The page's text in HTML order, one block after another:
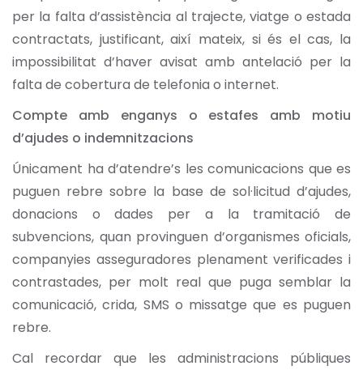
per la falta d’assistència al trajecte, viatge o estada
contractats, justificant, així mateix, si és el cas, la
impossibilitat d’haver avisat amb antelació per la
falta de cobertura de telefonia o internet.
Compte amb enganys o estafes amb motiu
d’ajudes o indemnitzacions
Únicament ha d’atendre’s les comunicacions que es
puguen rebre sobre la base de sol·licitud d’ajudes,
donacions o dades per a la tramitació de
subvencions, quan provinguen d’organismes oficials,
companyies asseguradores plenament verificades i
contrastades, per molt real que puga semblar la
comunicació, crida, SMS o missatge que es puguen
rebre.
Cal recordar que les administracions públiques